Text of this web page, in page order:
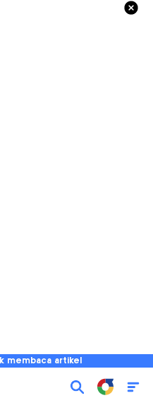
membaca artikel